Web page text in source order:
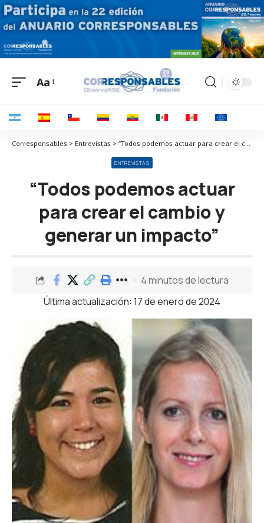
Aa
Corresponsables > Entrevistas > “Todos podemos actuar para crear el cambio y generar un impacto”
ENTREVISTAS
“Todos podemos actuar
para crear el cambio y
generar un impacto”
Última actualización: 17 de enero de 2024
4 minutos de lectura